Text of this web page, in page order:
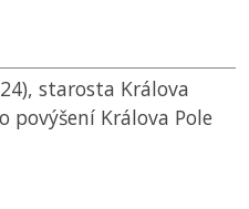
starosta Králova
povýšení Králova Pole